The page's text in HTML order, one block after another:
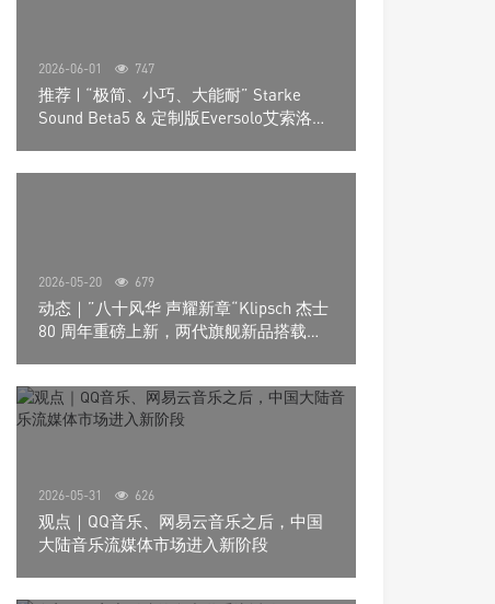
2026-06-01 747
推荐 | “极简、小巧、大能耐” Starke
Sound Beta5 & 定制版Eversolo艾索洛
2026-05-20 679
动态｜”八十风华 声耀新章“Klipsch 杰士
80 周年重磅上新，两代旗舰新品搭载硬
2026-05-31 626
观点｜QQ音乐、网易云音乐之后，中国
大陆音乐流媒体市场进入新阶段